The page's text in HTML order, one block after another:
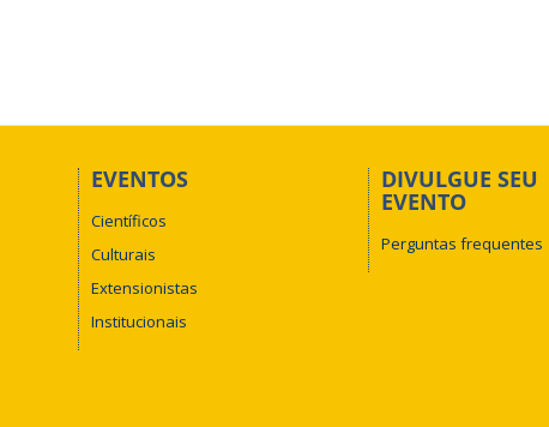
EVENTOS
Científicos
Culturais
Extensionistas
Institucionais
DIVULGUE SEU
EVENTO
Perguntas frequentes